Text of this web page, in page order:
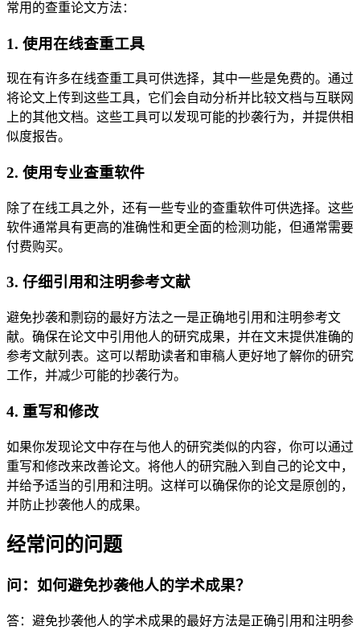
常用的查重论文方法：
1. 使用在线查重工具
现在有许多在线查重工具可供选择，其中一些是免费的。通过
将论文上传到这些工具，它们会自动分析并比较文档与互联网
上的其他文档。这些工具可以发现可能的抄袭行为，并提供相
似度报告。
2. 使用专业查重软件
除了在线工具之外，还有一些专业的查重软件可供选择。这些
软件通常具有更高的准确性和更全面的检测功能，但通常需要
付费购买。
3. 仔细引用和注明参考文献
避免抄袭和剽窃的最好方法之一是正确地引用和注明参考文
献。确保在论文中引用他人的研究成果，并在文末提供准确的
参考文献列表。这可以帮助读者和审稿人更好地了解你的研究
工作，并减少可能的抄袭行为。
4. 重写和修改
如果你发现论文中存在与他人的研究类似的内容，你可以通过
重写和修改来改善论文。将他人的研究融入到自己的论文中，
并给予适当的引用和注明。这样可以确保你的论文是原创的，
并防止抄袭他人的成果。
经常问的问题
问：如何避免抄袭他人的学术成果？
答：避免抄袭他人的学术成果的最好方法是正确引用和注明参